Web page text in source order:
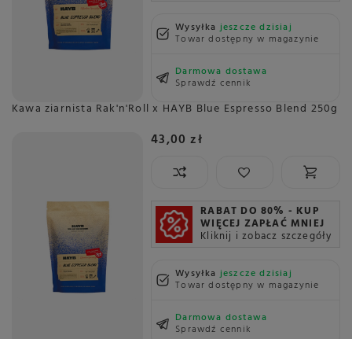
Wysyłkajeszcze dzisiaj
Towar dostępny w magazynie
Darmowa dostawa
Sprawdź cennik
Kawa ziarnista Rak'n'Roll x HAYB Blue Espresso Blend 250g
43,00 zł
RABAT DO 80% - KUP
WIĘCEJ ZAPŁAĆ MNIEJ
Kliknij i zobacz szczegóły
Wysyłkajeszcze dzisiaj
Towar dostępny w magazynie
Darmowa dostawa
Sprawdź cennik